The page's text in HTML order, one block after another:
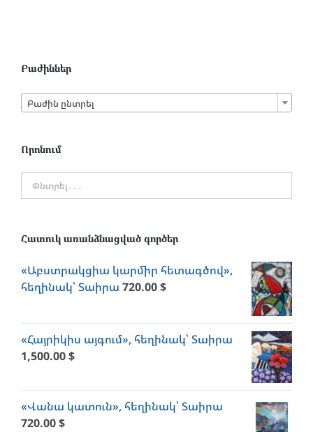
Բաժիններ
Բաժին ընտրել
Որոնում
Հատուկ առանձնացված գործեր
«Աբստրակցիա կարմիր հետագծով»,
հեղինակ՝ Տաիրա 720.00$
«Հայրիկիս այգում», հեղինակ՝ Տաիրա
1,500.00$
«Վանա կատուն», հեղինակ՝ Տաիրա
720.00$